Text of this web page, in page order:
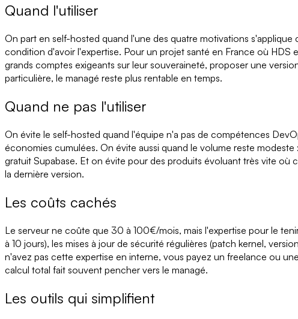
Quand l'utiliser
On part en self-hosted quand l'une des quatre motivations
condition d'avoir l'expertise. Pour un projet santé en France où
grands comptes exigeants sur leur souveraineté, proposer une
particulière, le managé reste plus rentable en temps.
Quand ne pas l'utiliser
On évite le self-hosted quand l'équipe n'a pas de compétences
économies cumulées. On évite aussi quand le volume reste
gratuit Supabase. Et on évite pour des produits évoluant très vite où
la dernière version.
Les coûts cachés
Le serveur ne coûte que 30 à 100€/mois, mais l'expertise pour le
à 10 jours), les mises à jour de sécurité régulières (patch kernel,
n'avez pas cette expertise en interne, vous payez un freelance ou
calcul total fait souvent pencher vers le managé.
Les outils qui simplifient